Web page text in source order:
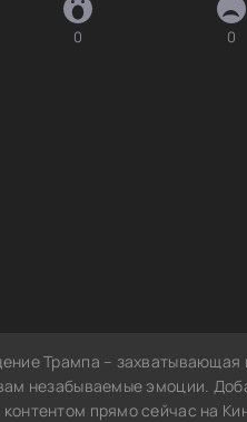
0 0
Трампа – захватывающая
незабываемые эмоции.
прямо сейчас на